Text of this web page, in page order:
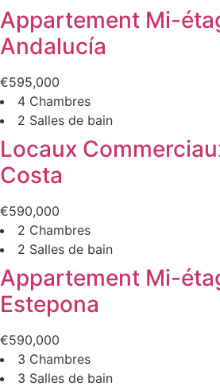
Appartement Mi-
Andalucía
€595,000
4 Chambres
2 Salles de bain
Locaux
Costa
€590,000
2 Chambres
2 Salles de bain
Appartement Mi-
Estepona
€590,000
3 Chambres
3 Salles de bain